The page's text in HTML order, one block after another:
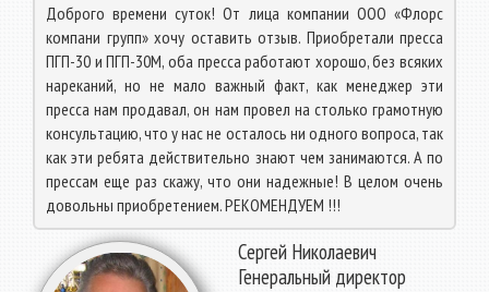
Доброго времени суток! От лица компании ООО «Флорс
компани групп» хочу оставить отзыв. Приобретали пресса
ПГП-30 и ПГП-30М, оба пресса работают хорошо, без всяких
нареканий, но не мало важный факт, как менеджер эти
пресса нам продавал, он нам провел на столько грамотную
консультацию, что у нас не осталось ни одного вопроса, так
как эти ребята действительно знают чем занимаются. А по
прессам еще раз скажу, что они надежные! В целом очень
довольны приобретением. РЕКОМЕНДУЕМ !!!
Сергей Николаевич
Генеральный директор